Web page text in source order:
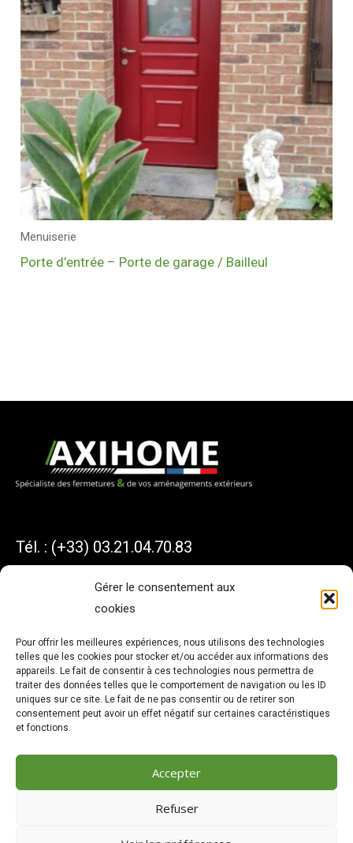
Gérer le consentement aux
cookies
Pour offrir les meilleures expériences, nous utilisons des technologies
telles que les cookies pour stocker et/ou accéder aux informations des
appareils. Le fait de consentir à ces technologies nous permettra de
traiter des données telles que le comportement de navigation ou les ID
uniques sur ce site. Le fait de ne pas consentir ou de retirer son
consentement peut avoir un effet négatif sur certaines caractéristiques
et fonctions.
Accepter
Refuser
Menuiserie
Porte d’entrée – Porte de garage / Bailleul
Tél. : (+33) 03.21.04.70.83
1 Avenue du Président KENNEDY
62550 PERNES
Copyright © 2026 | AxiHome |Mentions légales